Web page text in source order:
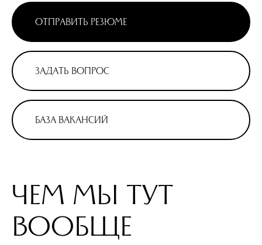
ОТПРАВИТЬ РЕЗЮМЕ
ЗАДАТЬ ВОПРОС
БАЗА ВАКАНСИЙ
ЧЕМ МЫ ТУТ
ВООБЩЕ